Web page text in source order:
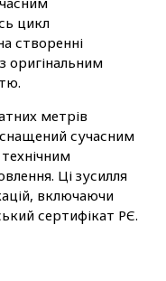
цикл
створенні
оригінальним
метрів
сучасним
Ці зусилля
включаючи
сертифікат РЄ.